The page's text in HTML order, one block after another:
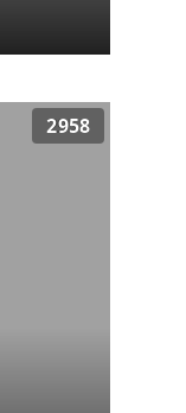
2958